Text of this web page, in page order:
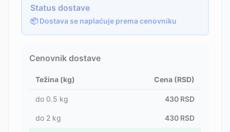
Status dostave
📦 Dostava se naplaćuje prema cenovniku
Cenovnik dostave
Težina (kg) Cena (RSD)
do 0.5 kg 430 RSD
do 2 kg 430 RSD